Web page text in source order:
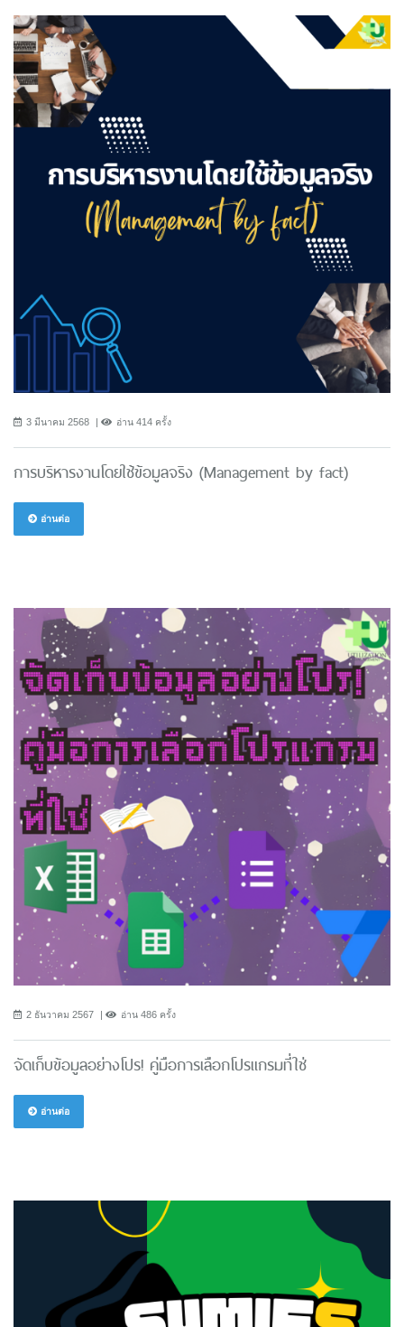
3 มีนาคม 2568 อ่าน 414 ครั้ง
การบริหารงานโดยใช้ข้อมูลจริง (Management by fact)
อ่านต่อ
2 ธันวาคม 2567 อ่าน 486 ครั้ง
จัดเก็บข้อมูลอย่างโปร! คู่มือการเลือกโปรแกรมที่ใช่
อ่านต่อ